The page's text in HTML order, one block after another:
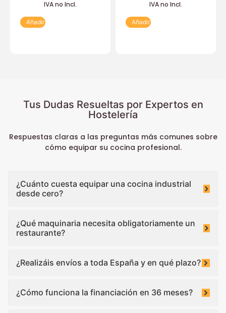
IVA no Incl.
Añadir
IVA no Incl.
Añadir
Tus Dudas Resueltas por Expertos en
Hostelería
Respuestas claras a las preguntas más comunes sobre
cómo equipar su cocina profesional.
¿Cuánto cuesta equipar una cocina industrial
desde cero?
¿Qué maquinaria necesita obligatoriamente un
restaurante?
¿Realizáis envíos a toda España y en qué plazo?
¿Cómo funciona la financiación en 36 meses?